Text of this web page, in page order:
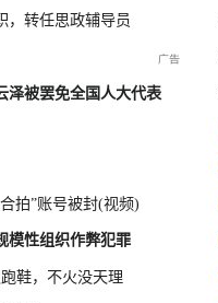
，转任思政辅导员
泽被罢免全国人大代表
拍”账号被封(视频)
模性组织作弊犯罪
鞋，不火没天理